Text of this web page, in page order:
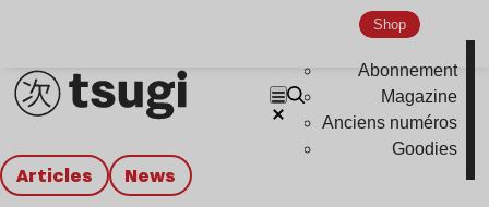
Shop
Abonnement
Magazine
Anciens numéros
Goodies
Articles news